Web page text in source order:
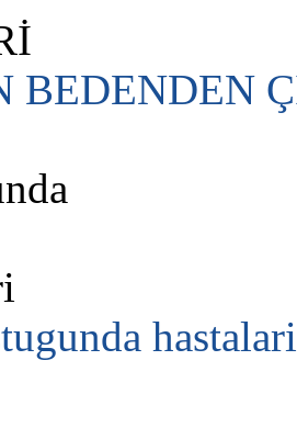
BEDENDEN